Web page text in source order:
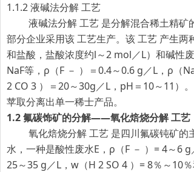
1.1.2 液碱法分解 工艺
液碱法分解 工艺 是分解混合稀土精矿
部分企业采用该 工艺生产。该 工艺 产生两
和盐酸，盐酸浓度约l～2 mol／L）和碱性
NaF等，ρ（F － ）＝0.4～0.6 g／L，ρ（
2 CO 3 ）＝20～30g／L，pH＝10～11）
苹取分离出单一稀士产品。
1.2 氟碳饰矿的分解——氧化焙烧分解 工艺
氧化焙烧分解 工艺 是四川氟碳钝矿的
水，一种是酸性废水E，ρ（F － ）= 4～6
25～35 g／L，w（H 2 SO 4 ）= 8％～10